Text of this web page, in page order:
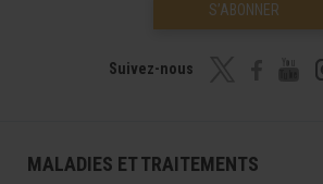
S’ABONNER
Suivez-nous
MALADIES ET TRAITEMENTS